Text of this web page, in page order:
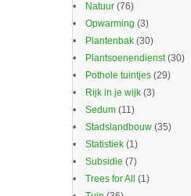
Natuur(76)
Opwarming (3)
Plantenbak(30)
Plantsoenendienst(30)
Pothole tuintjes(29)
Rijk in je wijk(3)
Sedum(11)
Stadslandbouw(35)
Statistiek(1)
Subsidie (7)
Trees for All
(1)